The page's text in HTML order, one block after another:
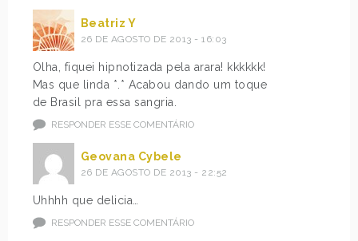
Beatriz Y
26 DE AGOSTO DE 2013 - 16:03
Olha, fiquei hipnotizada pela arara! kkkkkk!
Mas que linda *.* Acabou dando um toque
de Brasil pra essa sangria.
RESPONDER ESSE COMENTÁRIO
Geovana Cybele
26 DE AGOSTO DE 2013 - 22:52
Uhhhh que delicia…
RESPONDER ESSE COMENTÁRIO